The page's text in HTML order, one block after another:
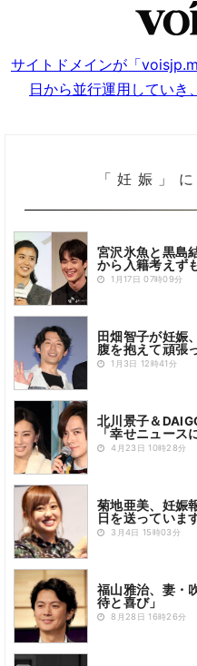
サイトドメインが「
日から並行運用していき
「妊娠」
宮沢氷魚と黒島
から入籍考えず
1月17日 07時09分
田畑智子が妊娠
腹を抱えて頑張
1月3日 12時41分
北川景子＆
「幸せニュース
4月23日 10時28分
菊地亜美、妊娠
日を送っていま
3月4日 15時03分
福山雅治、妻・
待と喜び」
8月28日 16時26分